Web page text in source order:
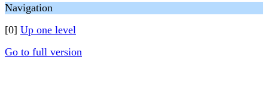
Navigation
[0] Up one level
Go to full version